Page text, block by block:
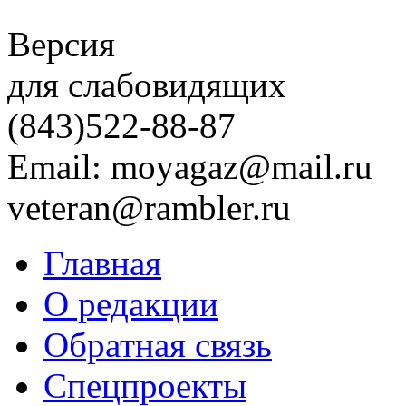
Версия
для слабовидящих
(843)522-88-87
Email: moyagaz@mail.ru
veteran@rambler.ru
Главная
О редакции
Обратная связь
Спецпроекты